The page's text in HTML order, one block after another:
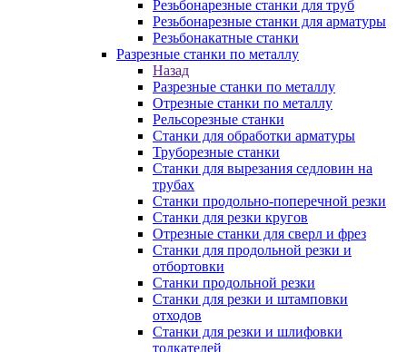
Резьбонарезные станки для труб
Резьбонарезные станки для арматуры
Резьбонакатные станки
Разрезные станки по металлу
Назад
Разрезные станки по металлу
Отрезные станки по металлу
Рельсорезные станки
Станки для обработки арматуры
Труборезные станки
Станки для вырезания седловин на
трубаx
Станки продольно-поперечной резки
Станки для резки кругов
Отрезные станки для сверл и фрез
Станки для продольной резки и
отбортовки
Станки продольной резки
Станки для резки и штамповки
отходов
Станки для резки и шлифовки
толкателей